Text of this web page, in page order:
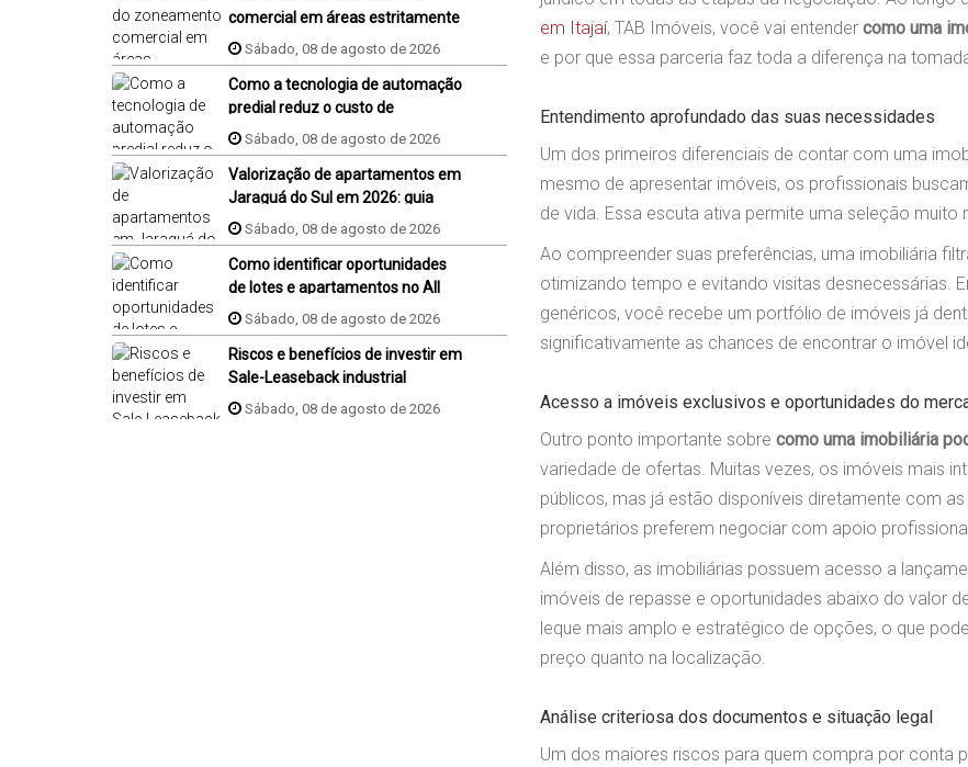
comercial em áreas estritamente
residenciais
Sábado, 08 de agosto de 2026
Como a tecnologia de automação
predial reduz o custo de
condomínio?
Sábado, 08 de agosto de 2026
Valorização de apartamentos em
Jaraguá do Sul em 2026: guia
completo
Sábado, 08 de agosto de 2026
Como identificar oportunidades
de lotes e apartamentos no All
Resort em Porto Belo?
Sábado, 08 de agosto de 2026
Riscos e benefícios de investir em
Sale-Leaseback industrial
Sábado, 08 de agosto de 2026
em Itajaí, TAB Imóveis, você vai entender como uma
e por que essa parceria faz toda a diferença na
Entendimento aprofundado das suas necessidades
Um dos primeiros diferenciais de contar com uma
mesmo de apresentar imóveis, os profissionais
de vida. Essa escuta ativa permite uma seleção muito
Ao compreender suas preferências, uma imobiliária
otimizando tempo e evitando visitas desnecessárias.
genéricos, você recebe um portfólio de imóveis já
significativamente as chances de encontrar o imóvel
Acesso a imóveis exclusivos e oportunidades do
Outro ponto importante sobre como uma imobiliária
variedade de ofertas. Muitas vezes, os imóveis mais
públicos, mas já estão disponíveis diretamente com
proprietários preferem negociar com apoio
Além disso, as imobiliárias possuem acesso a
imóveis de repasse e oportunidades abaixo do valor
leque mais amplo e estratégico de opções, o que
preço quanto na localização.
Análise criteriosa dos documentos e situação legal
Um dos maiores riscos para quem compra por conta